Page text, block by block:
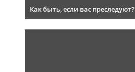
Как быть, если вас преследуют?